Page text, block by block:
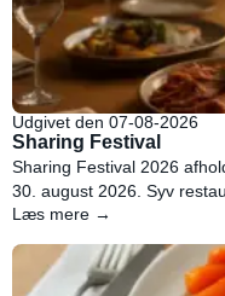
Udgivet den 07-08-2026
Sharing Festival
Sharing Festival 2026
30. august 2026. Syv
Læs mere →